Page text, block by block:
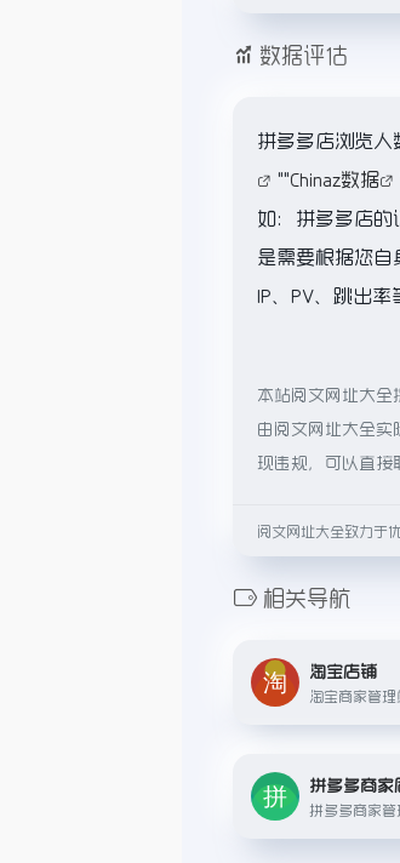
数据评估
拼多多店浏览人
""Chinaz数据
如：拼多多店的
是需要根据您自
IP、PV、跳出率
本站阅文网址大全
由阅文网址大全实
现违规，可以直接
阅文网址大全致力于
相关导航
淘宝店铺
淘宝商家管理
拼多多商家
拼多多商家管